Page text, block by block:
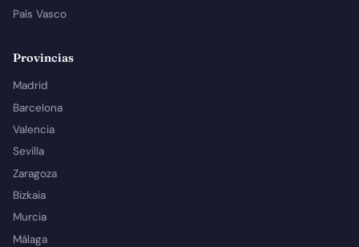
País Vasco
Provincias
Madrid
Barcelona
Valencia
Sevilla
Zaragoza
Bizkaia
Murcia
Málaga